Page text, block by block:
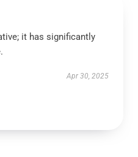
it has significantly
Apr 30, 2025